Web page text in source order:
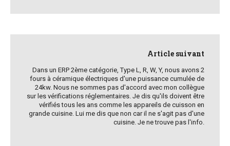
Article suivant
Dans un ERP 2ème catégorie, Type L, R, W, Y, nous avons 2
fours à céramique électriques d'une puissance cumulée de
24kw. Nous ne sommes pas d'accord avec mon collègue
sur les vérifications réglementaires. Je dis qu'ils doivent être
vérifiés tous les ans comme les appareils de cuisson en
grande cuisine. Lui me dis que non car il ne s'agit pas d'une
cuisine. Je ne trouve pas l'info.